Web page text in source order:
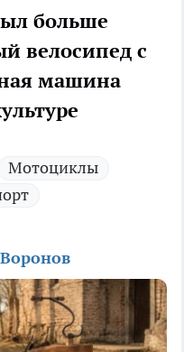
больше
велосипед с
машина
Мотоциклы